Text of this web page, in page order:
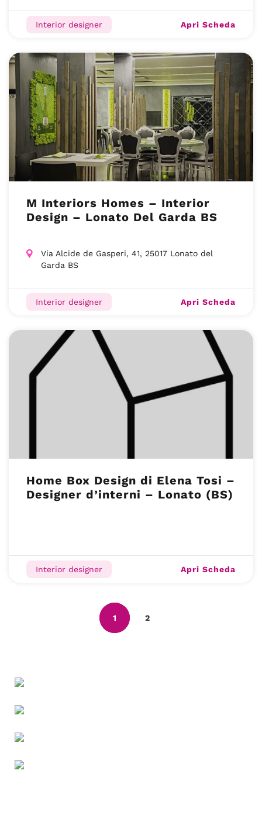
Interior designer Apri Scheda
M Interiors Homes – Interior
Design – Lonato Del Garda BS
Via Alcide de Gasperi, 41, 25017 Lonato del
Garda BS
Interior designer Apri Scheda
Home Box Design di Elena Tosi –
Designer d’interni – Lonato (BS)
Interior designer Apri Scheda
1 2